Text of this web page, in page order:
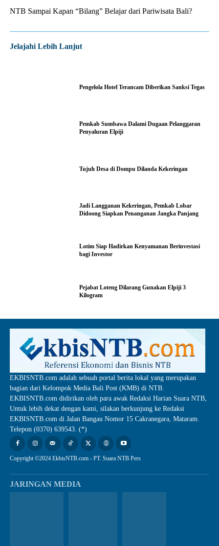
NTB Sampai Kapan “Bilang” Belajar dari Pariwisata Bali?
Jelajahi Lebih Lanjut
Pengelola Hotel Terancam Diberikan Sanksi Tegas
Pemkab Sumbawa Dalami Dugaan Pelanggaran
Penyaluran Elpiji
Tujuh Desa di Dompu Dilanda Kekeringan
Jadi Langganan Kekeringan, Pemkab Lobar
Didoong Siapkan Penanganan Jangka Panjang
Lotim Siap Hadirkan Kenyamanan Berinvestasi
bagi Investor
Pejabat Loteng Dilarang Gunakan Elpiji 3
Kilogram
EKBISNTB.com adalah sebuah portal berita lokal yang merupakan
bagian dari Kelompok Media Bali Post (KMB) di NTB.
EKBISNTB.com didirikan oleh para awak Redaksi Harian Suara NTB,
Untuk lebih dekat dengan kami, silakan berkunjung ke Redaksi
EKBISNTB.com di Jalan Bangau Nomor 15 Cakranegara, Mataram.
Telepon (0370) 639543. (*)
Copyright ©2024 EkbisNTB.com - PT. Suara NTB Pers
JARINGAN MEDIA